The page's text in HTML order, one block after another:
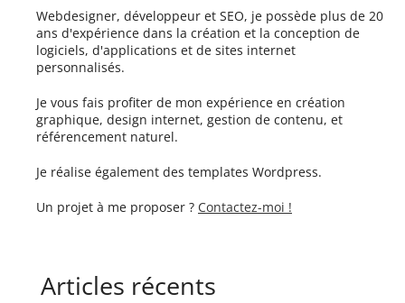
Webdesigner, développeur et SEO, je possède plus de 20
ans d'expérience dans la création et la conception de
logiciels, d'applications et de sites internet
personnalisés.
Je vous fais profiter de mon expérience en création
graphique, design internet, gestion de contenu, et
référencement naturel.
Je réalise également des templates Wordpress.
Un projet à me proposer ? Contactez-moi !
Articles récents